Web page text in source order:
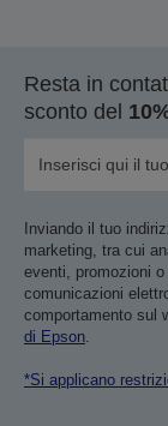
Resta in
sconto del
Inviando il tuo
marketing, tra cui
eventi, promozioni
comunicazioni
comportamento sul
di Epson
*Si applicano